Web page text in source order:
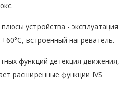
устройства - эксплуатация
встроенный нагреватель.
функций детекция движения,
расширенные функции IVS